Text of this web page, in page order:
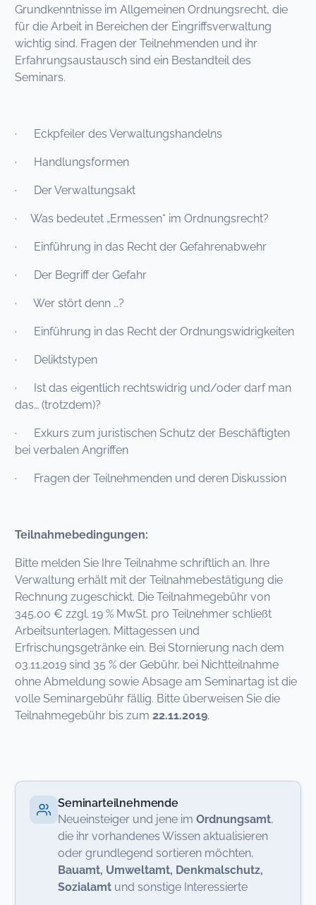
Grundkenntnisse im Allgemeinen Ordnungsrecht, die
für die Arbeit in Bereichen der Eingriffsverwaltung
wichtig sind. Fragen der Teilnehmenden und ihr
Erfahrungsaustausch sind ein Bestandteil des
Seminars.
· Eckpfeiler des Verwaltungshandelns
· Handlungsformen
· Der Verwaltungsakt
· Was bedeutet „Ermessen“ im Ordnungsrecht?
· Einführung in das Recht der Gefahrenabwehr
· Der Begriff der Gefahr
· Wer stört denn …?
· Einführung in das Recht der Ordnungswidrigkeiten
· Deliktstypen
· Ist das eigentlich rechtswidrig und/oder darf man
das… (trotzdem)?
· Exkurs zum juristischen Schutz der Beschäftigten
bei verbalen Angriffen
· Fragen der Teilnehmenden und deren Diskussion
Teilnahmebedingungen:
Bitte melden Sie Ihre Teilnahme schriftlich an. Ihre
Verwaltung erhält mit der Teilnahmebestätigung die
Rechnung zugeschickt. Die Teilnahmegebühr von
345,00 € zzgl. 19 % MwSt. pro Teilnehmer schließt
Arbeitsunterlagen, Mittagessen und
Erfrischungsgetränke ein. Bei Stornierung nach dem
03.11.2019 sind 35 % der Gebühr, bei Nichtteilnahme
ohne Abmeldung sowie Absage am Seminartag ist die
volle Seminargebühr fällig. Bitte überweisen Sie die
Teilnahmegebühr bis zum 22.11.2019.
Seminarteilnehmende
Neueinsteiger und jene im Ordnungsamt,
die ihr vorhandenes Wissen aktualisieren
oder grundlegend sortieren möchten,
Bauamt, Umweltamt, Denkmalschutz,
Sozialamt und sonstige Interessierte